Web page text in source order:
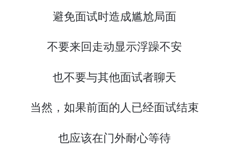
避免面试时造成尴尬局面
不要来回走动显示浮躁不安
也不要与其他面试者聊天
当然，如果前面的人已经面试结束
也应该在门外耐心等待